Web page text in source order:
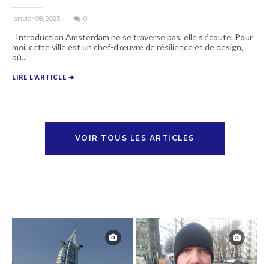
janvier 08, 2023 0
Introduction Amsterdam ne se traverse pas, elle s'écoute. Pour
moi, cette ville est un chef-d'œuvre de résilience et de design,
où...
LIRE L'ARTICLE ➔
VOIR TOUS LES ARTICLES